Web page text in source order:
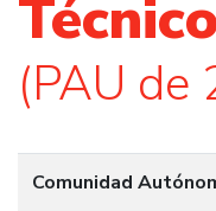
(PAU de
Comunidad